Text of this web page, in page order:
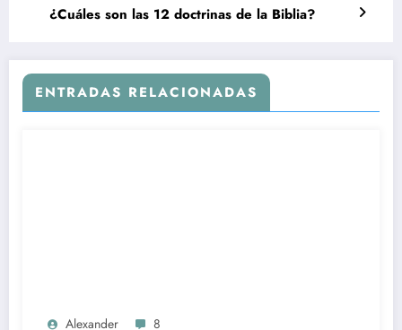
¿Cuáles son las 12 doctrinas de la Biblia?
ENTRADAS RELACIONADAS
Alexander 8